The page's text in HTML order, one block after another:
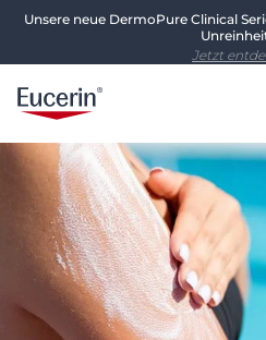
Unsere neue DermoPure Clinical
Jetzt